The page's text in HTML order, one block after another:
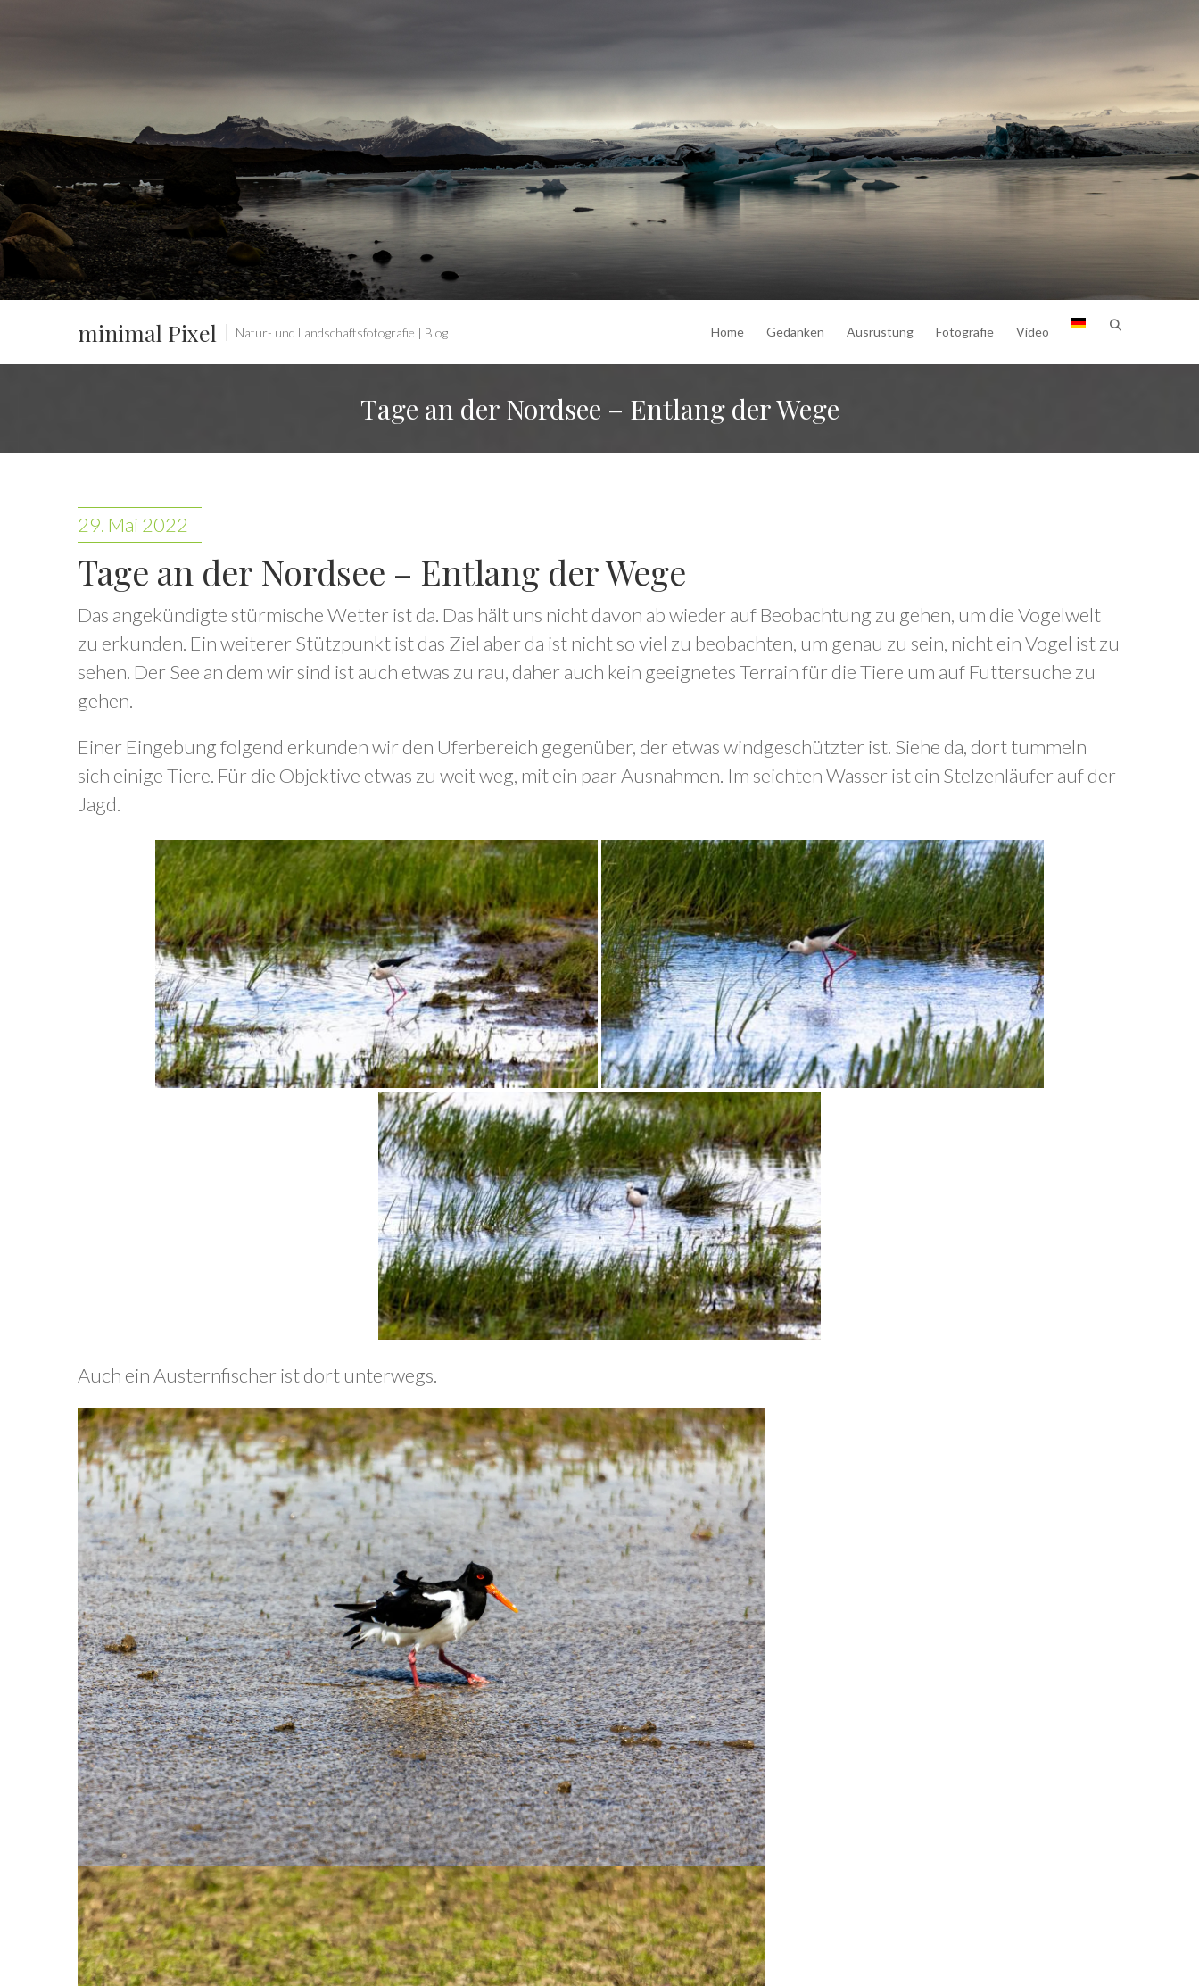
minimal Pixel Natur- und Landschaftsfotografie | Blog Home Gedanken Ausrüstung Fotografie Video
Tage an der Nordsee – Entlang der Wege
29. Mai 2022
Tage an der Nordsee – Entlang der Wege
Das angekündigte stürmische Wetter ist da. Das hält uns nicht davon ab wieder auf Beobachtung zu gehen, um die Vogelwelt
zu erkunden. Ein weiterer Stützpunkt ist das Ziel aber da ist nicht so viel zu beobachten, um genau zu sein, nicht ein Vogel ist zu
sehen. Der See an dem wir sind ist auch etwas zu rau, daher auch kein geeignetes Terrain für die Tiere um auf Futtersuche zu
gehen.
Einer Eingebung folgend erkunden wir den Uferbereich gegenüber, der etwas windgeschützter ist. Siehe da, dort tummeln
sich einige Tiere. Für die Objektive etwas zu weit weg, mit ein paar Ausnahmen. Im seichten Wasser ist ein Stelzenläufer auf der
Jagd.
Auch ein Austernfischer ist dort unterwegs.